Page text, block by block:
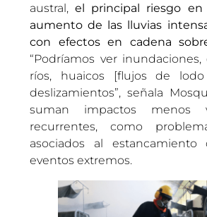
austral,el principal riesgo en
aumento de las lluvias
con efectos en cadena
“Podríamos ver
ríos, huaicos [flujos de
deslizamientos”, señala
suman impactos menos
recurrentes, como
asociados al
eventos extremos.